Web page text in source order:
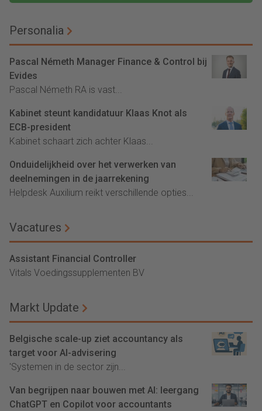
Personalia
Pascal Németh Manager Finance & Control bij
Evides
Pascal Németh RA is vast...
Kabinet steunt kandidatuur Klaas Knot als
ECB-president
Kabinet schaart zich achter Klaas...
Onduidelijkheid over het verwerken van
deelnemingen in de jaarrekening
Helpdesk Auxilium reikt verschillende opties...
Vacatures
Assistant Financial Controller
Vitals Voedingssupplementen BV
Markt Update
Belgische scale-up ziet accountancy als
target voor AI-advisering
'Systemen in de sector zijn...
Van begrijpen naar bouwen met AI: leergang
ChatGPT en Copilot voor accountants